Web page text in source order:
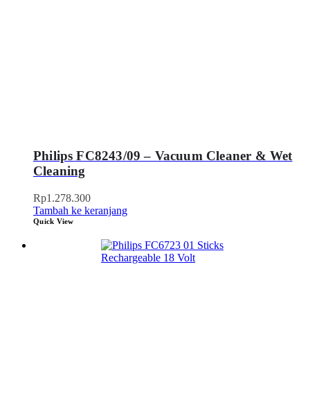
Philips FC8243/09 – Vacuum Cleaner & Wet
Cleaning
Rp1.278.300
Tambah ke keranjang
Quick View